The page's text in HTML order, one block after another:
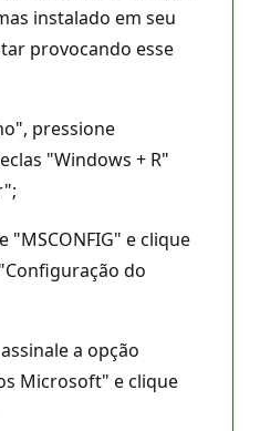
instalado em seu
provocando esse
pressione
"Windows + R"
"MSCONFIG" e clique
do
a opção
Microsoft" e clique